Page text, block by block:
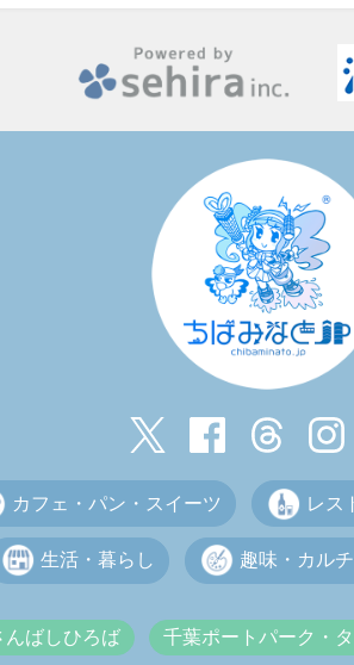
カフェ・パン・スイーツ レス
生活・暮らし 趣味・カル
ばしひろば 千葉ポートパーク・